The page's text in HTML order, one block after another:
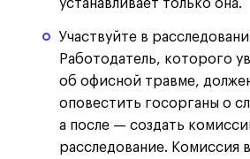
устанавливает только она.
Участвуйте в
Работодатель, которого
об офисной травме,
оповестить госорганы о
а после — создать
расследование. Комиссия